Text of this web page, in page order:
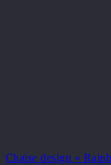
Chaise design «